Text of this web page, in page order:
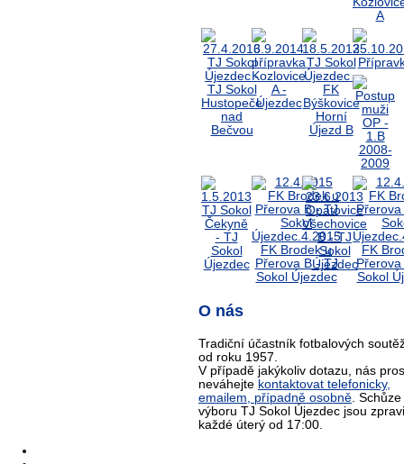
O nás
Tradiční účastník fotbalových
od roku 1957.
V případě jakýkoliv dotazu, nás
neváhejte kontaktovat telefonicky,
emailem, případně osobně. Schůze
výboru TJ Sokol Újezdec jsou
každé úterý od 17:00.